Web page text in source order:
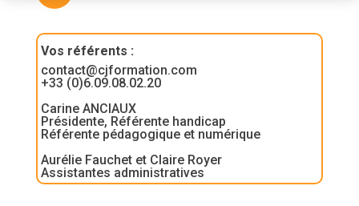
Vos référents :
contact@cjformation.com
+33 (0)6.09.08.02.20
Carine ANCIAUX
Présidente, Référente handicap
Référente pédagogique et numérique
Aurélie Fauchet et Claire Royer
Assistantes administratives